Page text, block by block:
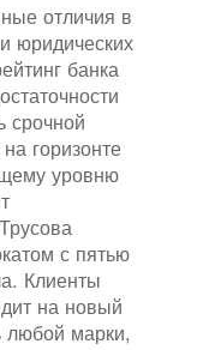
отличия в
юридических
банка
срочной
горизонте
уровню
с пятью
Клиенты
на новый
марки,